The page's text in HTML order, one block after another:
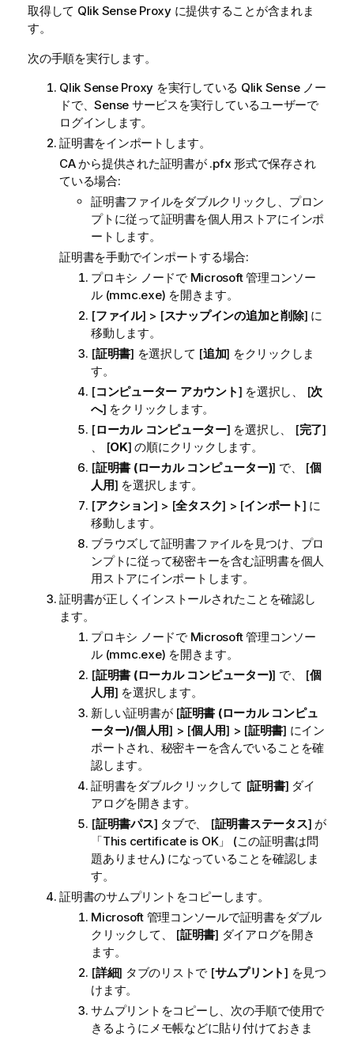
取得して Qlik Sense Proxy に提供することが含まれま
す。
次の手順を実行します。
Qlik Sense Proxy を実行している Qlik Senseノー
ドで、Sense サービスを実行しているユーザーで
ログインします。
証明書をインポートします。
CA から提供された証明書が .pfx 形式で保存され
ている場合:
証明書ファイルをダブルクリックし、プロン
プトに従って証明書を個人用ストアにインポ
ートします。
証明書を手動でインポートする場合:
プロキシ ノードで Microsoft 管理コンソー
ル (mmc.exe) を開きます。
[ファイル] > [スナップインの追加と削除] に
移動します。
[証明書] を選択して [追加] をクリックしま
す。
[コンピューター アカウント] を選択し、 [次
へ] をクリックします。
[ローカル コンピューター] を選択し、 [完了]
、 [OK] の順にクリックします。
[証明書 (ローカル コンピューター)] で、 [個
人用] を選択します。
[アクション] > [全タスク] > [インポート] に
移動します。
ブラウズして証明書ファイルを見つけ、プロ
ンプトに従って秘密キーを含む証明書を個人
用ストアにインポートします。
証明書が正しくインストールされたことを確認し
ます。
プロキシ ノードで Microsoft 管理コンソー
ル (mmc.exe) を開きます。
[証明書 (ローカル コンピューター)] で、 [個
人用] を選択します。
新しい証明書が [証明書 (ローカル コンピュ
ーター)/個人用] > [個人用] > [証明書] にイン
ポートされ、秘密キーを含んでいることを確
認します。
証明書をダブルクリックして [証明書] ダイ
アログを開きます。
[証明書パス] タブで、 [証明書ステータス] が
「This certificate is OK」 (この証明書は問
題ありません) になっていることを確認しま
す。
証明書のサムプリントをコピーします。
Microsoft 管理コンソールで証明書をダブル
クリックして、 [証明書] ダイアログを開き
ます。
[詳細] タブのリストで [サムプリント] を見つ
けます。
サムプリントをコピーし、次の手順で使用で
きるようにメモ帳などに貼り付けておきま